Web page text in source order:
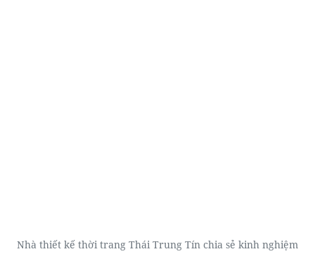
Nhà thiết kế thời trang Thái Trung Tín chia sẻ kinh nghiệm